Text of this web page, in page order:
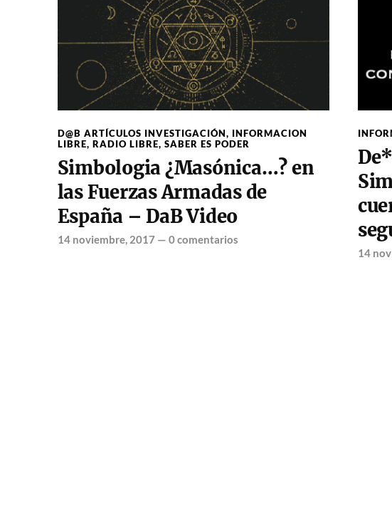
D@B ARTÍCULOS INVESTIGACIÓN, INFORMACION
LIBRE, RADIO LIBRE, SABER ES PODER
Simbologia ¿Masónica…? en
las Fuerzas Armadas de
España – DaB Video
14 noviembre, 2017— 0 comentarios
14